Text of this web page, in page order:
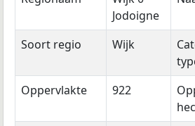
Jodoigne
Soort regio Wijk
Oppervlakte 922